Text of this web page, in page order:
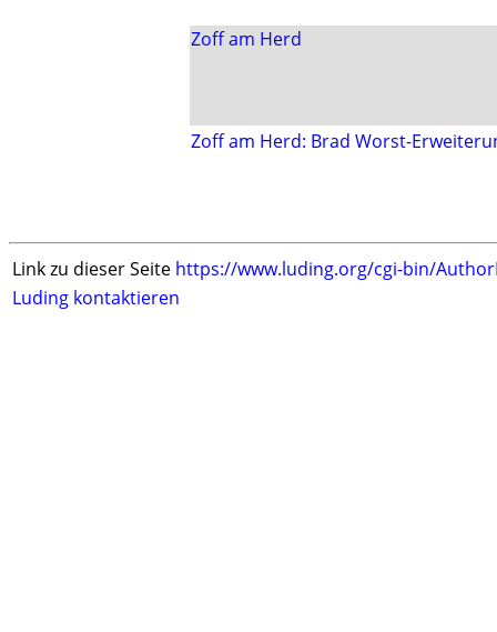
Zoff am Herd
Zoff am Herd: Brad Worst-
Link zu dieser Seite https://www.luding.org/cgi-bin/
Luding kontaktieren